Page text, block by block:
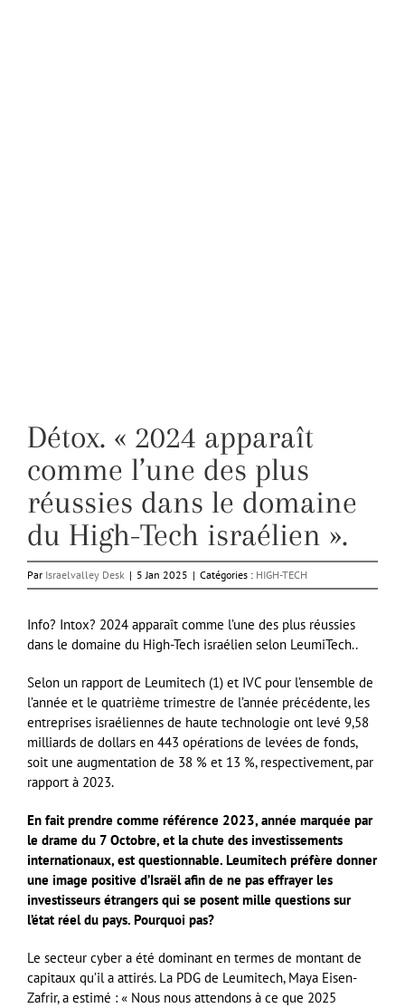
Détox. « 2024 apparaît
comme l’une des plus
réussies dans le domaine
du High-Tech israélien ».
Par Israelvalley Desk | 5 Jan 2025 | Catégories : HIGH-TECH
Info? Intox? 2024 apparaît comme l’une des plus réussies
dans le domaine du High-Tech israélien selon LeumiTech..
Selon un rapport de Leumitech (1) et IVC pour l’ensemble de
l’année et le quatrième trimestre de l’année précédente, les
entreprises israéliennes de haute technologie ont levé 9,58
milliards de dollars en 443 opérations de levées de fonds,
soit une augmentation de 38 % et 13 %, respectivement, par
rapport à 2023.
En fait prendre comme référence 2023, année marquée par
le drame du 7 Octobre, et la chute des investissements
internationaux, est questionnable. Leumitech préfère donner
une image positive d’Israël afin de ne pas effrayer les
investisseurs étrangers qui se posent mille questions sur
l’état réel du pays. Pourquoi pas?
Le secteur cyber a été dominant en termes de montant de
capitaux qu’il a attirés. La PDG de Leumitech, Maya Eisen-
Zafrir, a estimé : « Nous nous attendons à ce que 2025